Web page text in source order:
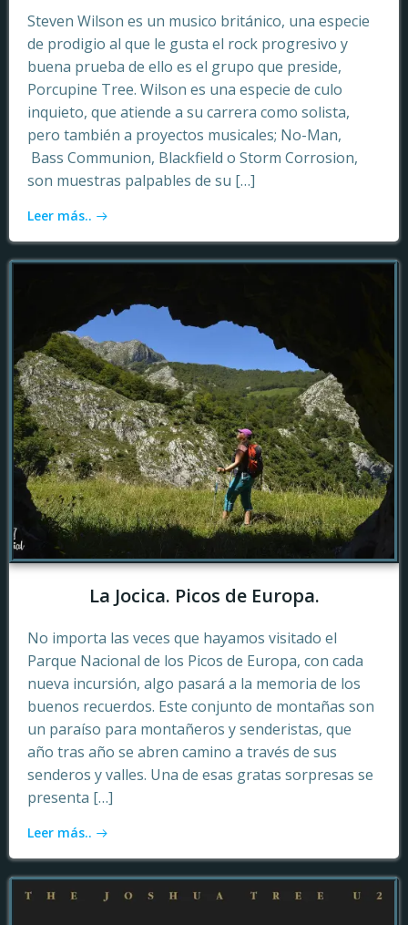
Steven Wilson es un musico británico, una especie
de prodigio al que le gusta el rock progresivo y
buena prueba de ello es el grupo que preside,
Porcupine Tree. Wilson es una especie de culo
inquieto, que atiende a su carrera como solista,
pero también a proyectos musicales; No-Man,
Bass Communion, Blackfield o Storm Corrosion,
son muestras palpables de su […]
Leer más..
La Jocica. Picos de Europa.
No importa las veces que hayamos visitado el
Parque Nacional de los Picos de Europa, con cada
nueva incursión, algo pasará a la memoria de los
buenos recuerdos. Este conjunto de montañas son
un paraíso para montañeros y senderistas, que
año tras año se abren camino a través de sus
senderos y valles. Una de esas gratas sorpresas se
presenta […]
Leer más..